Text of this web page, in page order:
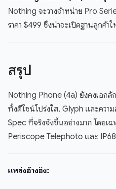
Nothing จะวางจำหน่าย Pro
ราคา $499 ซึ่งน่าจะเปิดฐานลูกค้า
สรุป
Nothing Phone (4a) ยังคงเอก
ทั้งดีไซน์โปร่งใส, Glyph และควา
Spec ที่จริงจังขึ้นอย่างมาก โดยเ
Periscope Telephoto และ
แหล่งอ้างอิง: